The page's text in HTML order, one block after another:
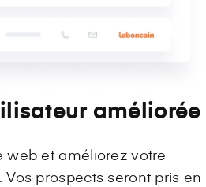
améliorée
web et améliorez votre
prospects seront pris en